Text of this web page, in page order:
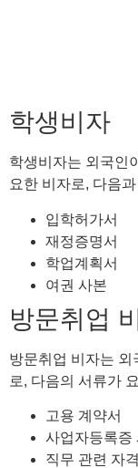
학생비자
학생비자는 외국인
요한 비자로, 다음
입학허가서
재정증명서
학업계획서
여권 사본
방문취업
방문취업 비자는
로, 다음의 서류가
고용 계약서
사업자등록증
직무 관련 자